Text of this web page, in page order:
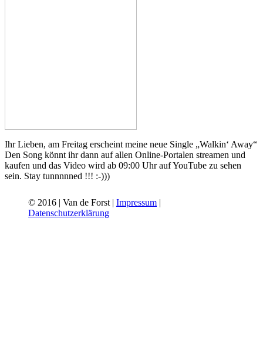
Ihr Lieben, am Freitag erscheint meine neue Single „Walkin‘ Away“
Den Song könnt ihr dann auf allen Online-Portalen streamen und
kaufen und das Video wird ab 09:00 Uhr auf YouTube zu sehen
sein. Stay tunnnnned !!! :-)))
© 2016 | Van de Forst | Impressum |
Datenschutzerklärung